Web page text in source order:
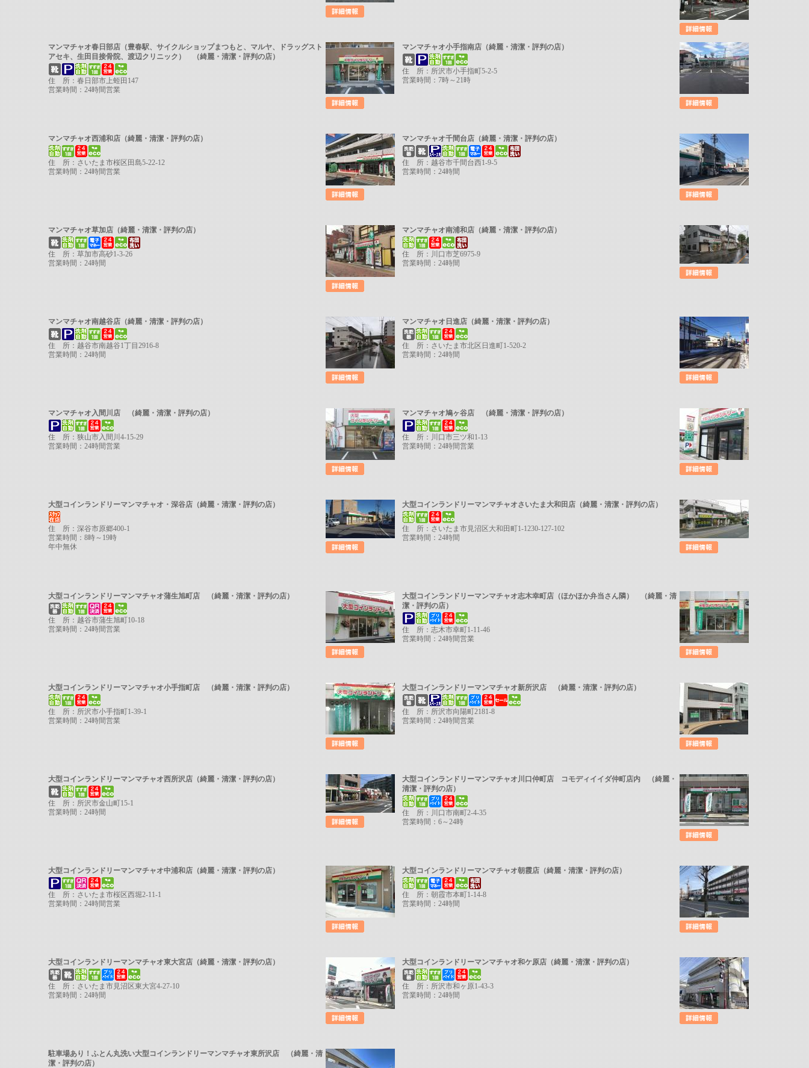
マンマチャオ春日部店（豊春駅、サイクルショップまつもと、マルヤ、ドラッグスト
アセキ、生田目接骨院、渡辺クリニック） （綺麗・清潔・評判の店）
住 所：春日部市上蛭田147
営業時間：24時間営業
マンマチャオ小手指南店（綺麗・清潔・評判の店）
住 所：所沢市小手指町5-2-5
営業時間：7時～21時
マンマチャオ西浦和店（綺麗・清潔・評判の店）
住 所：さいたま市桜区田島5-22-12
営業時間：24時間営業
マンマチャオ千間台店（綺麗・清潔・評判の店）
住 所：越谷市千間台西1-9-5
営業時間：24時間
マンマチャオ草加店（綺麗・清潔・評判の店）
住 所：草加市高砂1-3-26
営業時間：24時間
マンマチャオ南浦和店（綺麗・清潔・評判の店）
住 所：川口市芝6975-9
営業時間：24時間
マンマチャオ南越谷店（綺麗・清潔・評判の店）
住 所：越谷市南越谷1丁目2916-8
営業時間：24時間
マンマチャオ日進店（綺麗・清潔・評判の店）
住 所：さいたま市北区日進町1-520-2
営業時間：24時間
マンマチャオ入間川店 （綺麗・清潔・評判の店）
住 所：狭山市入間川4-15-29
営業時間：24時間営業
マンマチャオ鳩ヶ谷店 （綺麗・清潔・評判の店）
住 所：川口市三ツ和1-13
営業時間：24時間営業
大型コインランドリーマンマチャオ・深谷店（綺麗・清潔・評判の店）
住 所：深谷市原郷400-1
営業時間：8時～19時
年中無休
大型コインランドリーマンマチャオさいたま大和田店（綺麗・清潔・評判の店）
住 所：さいたま市見沼区大和田町1-1230-127-102
営業時間：24時間
大型コインランドリーマンマチャオ蒲生旭町店 （綺麗・清潔・評判の店）
住 所：越谷市蒲生旭町10-18
営業時間：24時間営業
大型コインランドリーマンマチャオ志木幸町店（ほかほか弁当さん隣） （綺麗・清
潔・評判の店）
住 所：志木市幸町1-11-46
営業時間：24時間営業
大型コインランドリーマンマチャオ小手指町店 （綺麗・清潔・評判の店）
住 所：所沢市小手指町1-39-1
営業時間：24時間営業
大型コインランドリーマンマチャオ新所沢店 （綺麗・清潔・評判の店）
住 所：所沢市向陽町2181-8
営業時間：24時間営業
大型コインランドリーマンマチャオ西所沢店（綺麗・清潔・評判の店）
住 所：所沢市金山町15-1
営業時間：24時間
大型コインランドリーマンマチャオ川口仲町店 コモディイイダ仲町店内 （綺麗・
清潔・評判の店）
住 所：川口市南町2-4-35
営業時間：6～24時
大型コインランドリーマンマチャオ中浦和店（綺麗・清潔・評判の店）
住 所：さいたま市桜区西堀2-11-1
営業時間：24時間営業
大型コインランドリーマンマチャオ朝霞店（綺麗・清潔・評判の店）
住 所：朝霞市本町1-14-8
営業時間：24時間
大型コインランドリーマンマチャオ東大宮店（綺麗・清潔・評判の店）
住 所：さいたま市見沼区東大宮4-27-10
営業時間：24時間
大型コインランドリーマンマチャオ和ケ原店（綺麗・清潔・評判の店）
住 所：所沢市和ヶ原1-43-3
営業時間：24時間
駐車場あり！ふとん丸洗い大型コインランドリーマンマチャオ東所沢店 （綺麗・清
潔・評判の店）